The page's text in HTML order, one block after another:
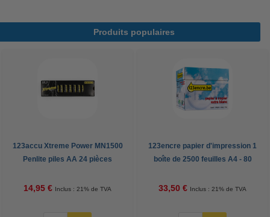
Produits populaires
123accu Xtreme Power MN1500
Penlite piles AA 24 pièces
14,95 € Inclus : 21% de TVA
123encre papier d'impression 1
boîte de 2500 feuilles A4 - 80
33,50 € Inclus : 21% de TVA